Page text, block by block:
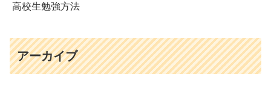
高校生勉強方法
アーカイブ